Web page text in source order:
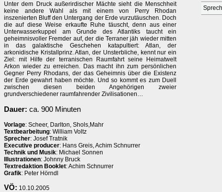
Unter dem Druck außerirdischer Mächte sieht die Menschheit
keine andere Wahl als mit einem von Perry Rhodan
inszenierten Bluff den Untergang der Erde vurzutäuschen. Doch
die auf diese Weise erkaufte Ruhe täuscht, denn aus einer
Unterwasserkuppel am Grunde des Atlantiks taucht ein
geheimnisvoller Fremder auf, der die Terraner jäh wieder mitten
in das galaktische Geschehen katapultiert: Atlan, der
arkonidische Kristallprinz. Atlan, der Unsterbliche, kennt nur ein
Ziel: mit Hilfe der terranischen Raumfahrt seine Heimatwelt
Arkon wieder zu erreichen. Das macht ihn zum persönlichen
Gegner Perry Rhodans, der das Geheimnis über die Existenz
der Erde gewahrt haben möchte. Und so kommt es zum Duell
zwischen diesen beiden Angehörigen zweier
grundverschiedener raumfahrender Zivilisationen…
Dauer: ca. 900 Minuten
Vorlage: Scheer, Darlton, Shols,Mahr
Textbearbeitung: William Voltz
Sprecher: Josef Tratnik
Executive producer: Hans Greis, Achim Schnurrer
Technik und Musik: Michael Sonnen
Illustrationen: Johnny Bruck
Textredaktion Booklet: Achim Schnurrer
Grafik: Peter Hörndl
VÖ: 10.10.2005